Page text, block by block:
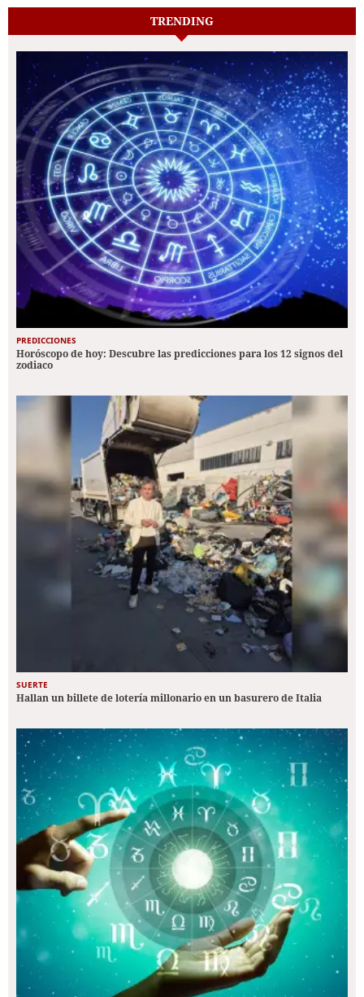
TRENDING
PREDICCIONES
Horóscopo de hoy: Descubre las predicciones para los 12 signos del
zodiaco
SUERTE
Hallan un billete de lotería millonario en un basurero de Italia